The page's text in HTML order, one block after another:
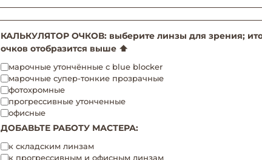
КАЛЬКУЛЯТОР ОЧКОВ: выберите линзы для зрения;
очков отобразится выше ⬆️
марочные утончённые с blue blocker
марочные супер-тонкие прозрачные
фотохромные
прогрессивные утонченные
офисные
ДОБАВЬТЕ РАБОТУ МАСТЕРА:
к складским линзам
к прогрессивным и офисным линзам